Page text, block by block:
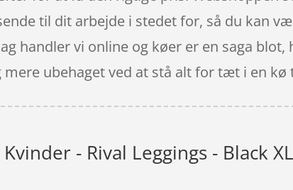
til dit arbejde i stedet for, så du kan
handler vi online og køer er en saga
ubehaget ved at stå alt for tæt i en kø
- Rival Leggings - Black XL